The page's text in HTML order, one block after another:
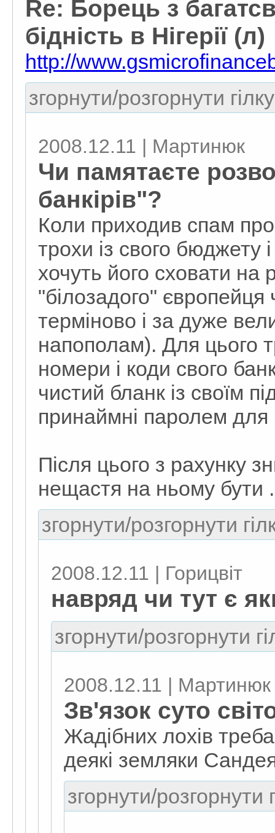
Re: Борець з
бідність в Нігерії (л)
http://
згорнути/розгорнути
2008.12.11 | Мартинюк
Чи памятаєте
банкірів"?
Коли приходив спам про
трохи із свого бюджету
хочуть його сховати на
"білозадого"
терміново і за дуже
напополам). Для цього
номери і коди свого
чистий бланк із своїм
принаймні паролем для
Після цього з рахунку
нещастя на ньому бути .
згорнути/розгорнути
2008.12.11 | Горицвіт
навряд чи тут є
згорнути/розгорнути
2008.12.11 | Мартинюк
Зв'язок суто
Жадібних лохів
деякі земляки
згорнути/розгорнути